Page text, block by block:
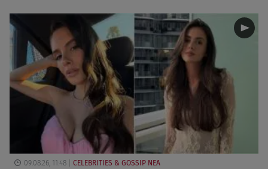
09.08.26, 11:48 CELEBRITIES & GOSSIP ΝΕΑ